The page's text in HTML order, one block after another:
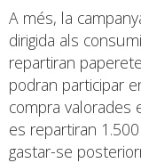
A més, la
dirigida als
repartiran
podran participar
compra valorades
es repartiran
gastar-se